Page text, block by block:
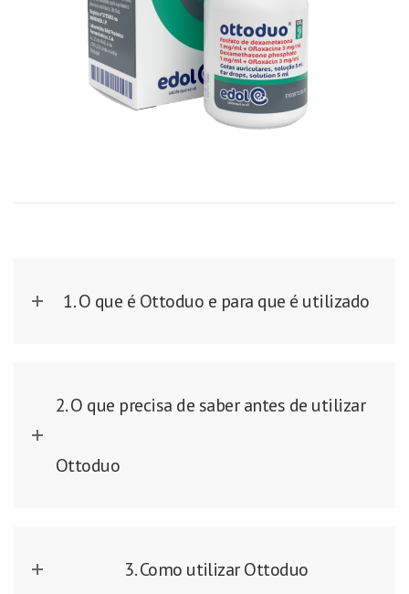
1. O que é Ottoduo e para que é utilizado
2. O que precisa de saber antes de utilizar
Ottoduo
3. Como utilizar Ottoduo